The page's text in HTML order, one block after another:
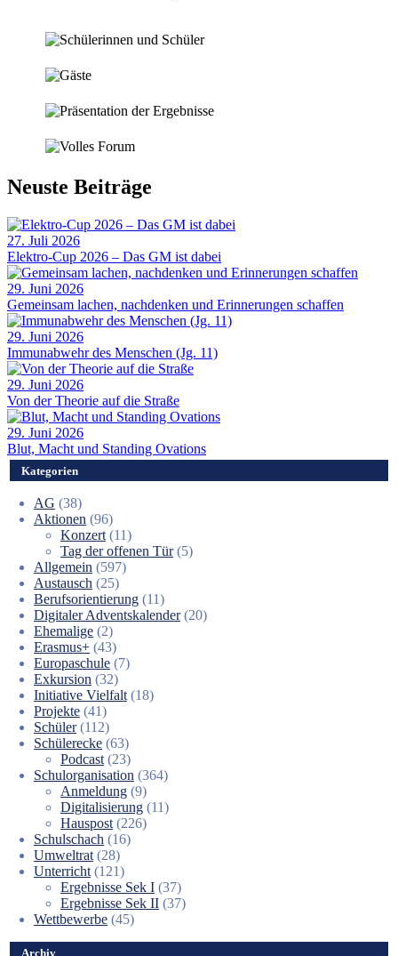
Neuste Beiträge
27. Juli 2026
Elektro-Cup 2026 – Das GM ist dabei
29. Juni 2026
Gemeinsam lachen, nachdenken und Erinnerungen schaffen
29. Juni 2026
Immunabwehr des Menschen (Jg. 11)
29. Juni 2026
Von der Theorie auf die Straße
29. Juni 2026
Blut, Macht und Standing Ovations
Kategorien
AG (38)
Aktionen (96)
Konzert (11)
Tag der offenen Tür(5)
Allgemein (597)
Austausch (25)
Berufsorientierung (11)
Digitaler Adventskalender(20)
Ehemalige (2)
Erasmus+ (43)
Europaschule (7)
Exkursion (32)
Initiative Vielfalt (18)
Projekte (41)
Schüler(112)
Schülerecke (63)
Podcast (23)
Schulorganisation (364)
Anmeldung (9)
Digitalisierung (11)
Hauspost (226)
Schulschach (16)
Umweltrat (28)
Unterricht (121)
Ergebnisse Sek I (37)
Ergebnisse Sek II (37)
Wettbewerbe (45)
Archiv